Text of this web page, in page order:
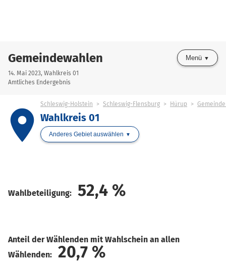
Gemeindewahlen
14. Mai 2023, Wahlkreis 01
Amtliches Endergebnis
Menü
place
Schleswig-Holstein Schleswig-Flensburg Hürup
Wahlkreis 01
Anderes Gebiet auswählen
Wahlbeteiligung: 52,4 %
Anteil der Wählenden mit Wahlschein an allen
Wählenden:
20,7 %